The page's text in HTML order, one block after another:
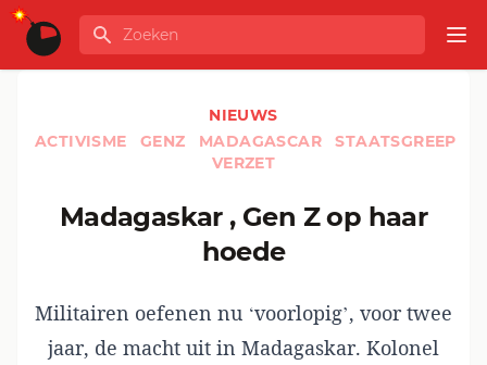
Ga naar de inhoud
GLOBALINFO
Zoeken
NIEUWS
ACTIVISME
GENZ MADAGASCAR
STAATSGREEP
VERZET
Madagaskar , Gen Z op haar
hoede
Militairen oefenen nu ‘voorlopig’, voor twee
jaar, de macht uit in Madagaskar. Kolonel